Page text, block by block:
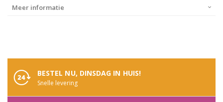
Meer informatie
BESTEL NU, DINSDAG IN HUIS!
Snelle levering